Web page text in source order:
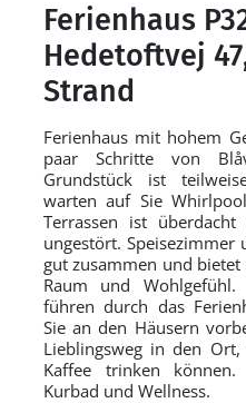
Ferienhaus
Hedetoftvej
Strand
Ferienhaus mit hohem
paar Schritte von
Grundstück ist
warten auf Sie
Terrassen ist
ungestört. Speisezimmer
gut zusammen und
Raum und
führen durch das
Sie an den Häusern
Lieblingsweg in den
Kaffee trinken
Kurbad und Wellness.